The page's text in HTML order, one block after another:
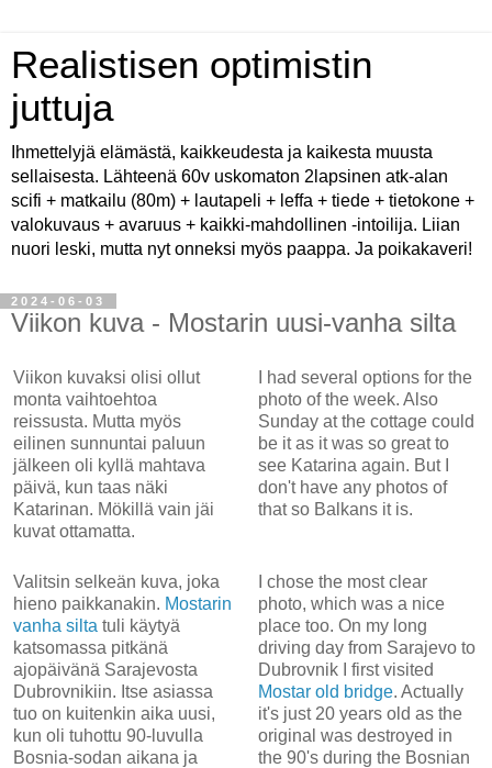
Realistisen optimistin
juttuja
Ihmettelyjä elämästä, kaikkeudesta ja kaikesta muusta
sellaisesta. Lähteenä 60v uskomaton 2lapsinen atk-alan
scifi + matkailu (80m) + lautapeli + leffa + tiede + tietokone +
valokuvaus + avaruus + kaikki-mahdollinen -intoilija. Liian
nuori leski, mutta nyt onneksi myös paappa. Ja poikakaveri!
2024-06-03
Viikon kuva - Mostarin uusi-vanha silta
Viikon kuvaksi olisi ollut
monta vaihtoehtoa
reissusta. Mutta myös
eilinen sunnuntai paluun
jälkeen oli kyllä mahtava
päivä, kun taas näki
Katarinan. Mökillä vain jäi
kuvat ottamatta.
I had several options for the
photo of the week. Also
Sunday at the cottage could
be it as it was so great to
see Katarina again. But I
don't have any photos of
that so Balkans it is.
Valitsin selkeän kuva, joka
hieno paikkanakin. Mostarin
vanha silta tuli käytyä
katsomassa pitkänä
ajopäivänä Sarajevosta
Dubrovnikiin. Itse asiassa
tuo on kuitenkin aika uusi,
kun oli tuhottu 90-luvulla
Bosnia-sodan aikana ja
I chose the most clear
photo, which was a nice
place too. On my long
driving day from Sarajevo to
Dubrovnik I first visited
Mostar old bridge. Actually
it's just 20 years old as the
original was destroyed in
the 90's during the Bosnian